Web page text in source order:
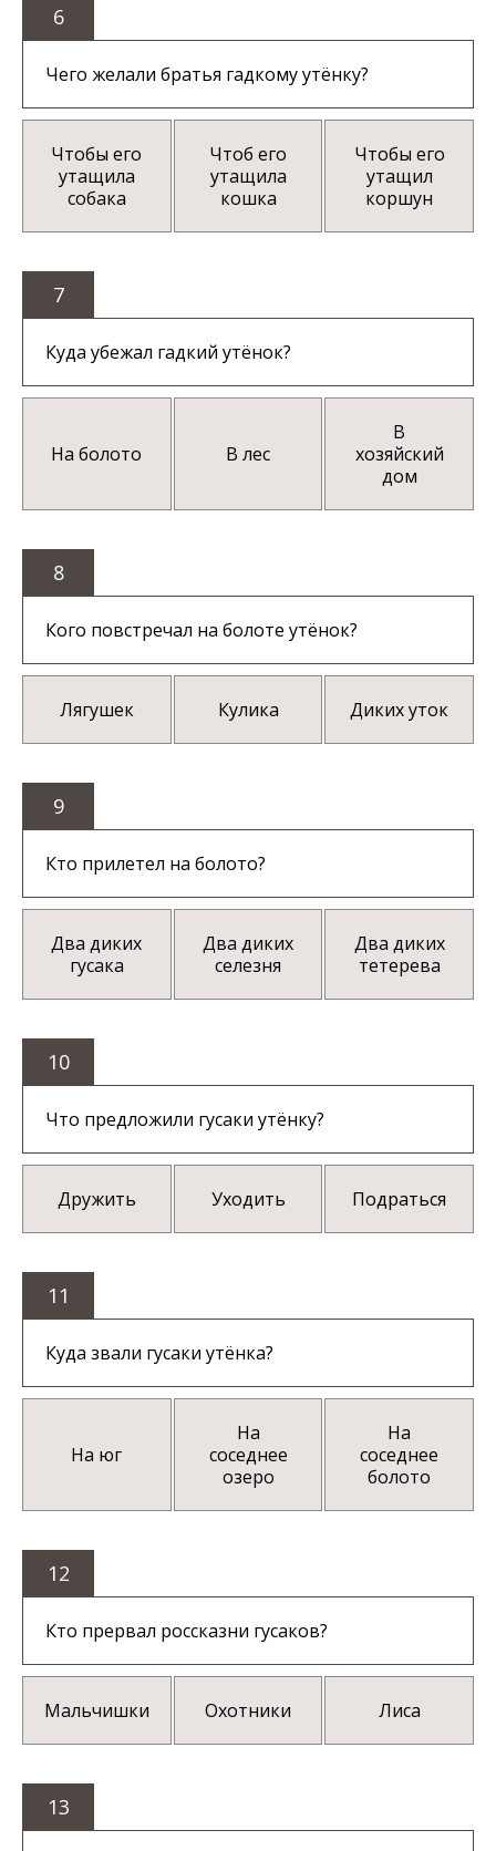
6
Чего желали братья гадкому утёнку?
Чтобы его
утащила
собака
Чтоб его
утащила
кошка
Чтобы его
утащил
коршун
7
Куда убежал гадкий утёнок?
На болото В лес
В
хозяйский
дом
8
Кого повстречал на болоте утёнок?
Лягушек Кулика Диких уток
9
Кто прилетел на болото?
Два диких
гусака
Два диких
селезня
Два диких
тетерева
10
Что предложили гусаки утёнку?
Дружить Уходить Подраться
11
Куда звали гусаки утёнка?
На юг
На
соседнее
озеро
На
соседнее
болото
12
Кто прервал россказни гусаков?
Мальчишки Охотники Лиса
13